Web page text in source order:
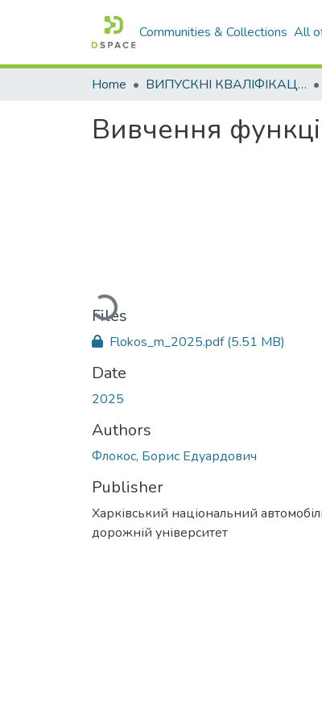
Communities & Collections All
Home ВИПУСКНІ КВАЛІФІКАЦІЙНІ РОБОТИ
Вивчення
Loading...
Files
Flokos_m_2025.pdf(5.51 MB)
Date
2025
Authors
Флокос, Борис Едуардович
Publisher
Харківський національний
дорожній університет